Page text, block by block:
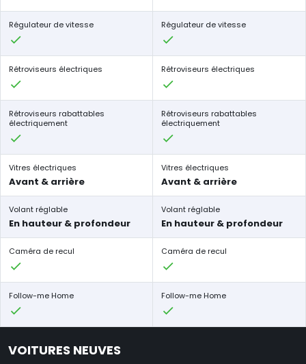
Régulateur de vitesse Régulateur de vitesse
Rétroviseurs électriques Rétroviseurs électriques
Rétroviseurs rabattables
électriquement
Rétroviseurs rabattables
électriquement
Vitres électriques
Avant & arrière
Vitres électriques
Avant & arrière
Volant réglable
En hauteur & profondeur
Volant réglable
En hauteur & profondeur
Caméra de recul Caméra de recul
Follow-me Home Follow-me Home
VOITURES NEUVES